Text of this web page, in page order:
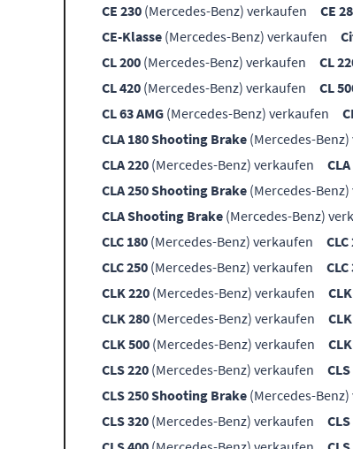
CE 230 (Mercedes-Benz) verkaufen CE
CE-Klasse (Mercedes-Benz) verkaufen
CL 200 (Mercedes-Benz) verkaufen CL
CL 420 (Mercedes-Benz) verkaufen CL
CL 63 AMG (Mercedes-Benz) verkaufen
CLA 180 Shooting Brake (Mercedes-
CLA 220 (Mercedes-Benz) verkaufen
CLA 250 Shooting Brake (Mercedes-
CLA Shooting Brake (Mercedes-Benz)
CLC 180 (Mercedes-Benz) verkaufen CLC
CLC 250 (Mercedes-Benz) verkaufen CLC
CLK 220 (Mercedes-Benz) verkaufen
CLK 280 (Mercedes-Benz) verkaufen
CLK 500 (Mercedes-Benz) verkaufen
CLS 220 (Mercedes-Benz) verkaufen
CLS 250 Shooting Brake (Mercedes-
CLS 320 (Mercedes-Benz) verkaufen